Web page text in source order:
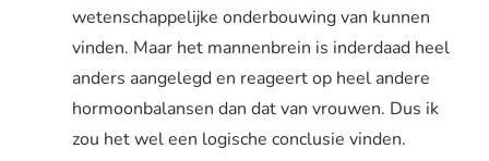
wetenschappelijke onderbouwing van kunnen
vinden. Maar het mannenbrein is inderdaad heel
anders aangelegd en reageert op heel andere
hormoonbalansen dan dat van vrouwen. Dus ik
zou het wel een logische conclusie vinden.